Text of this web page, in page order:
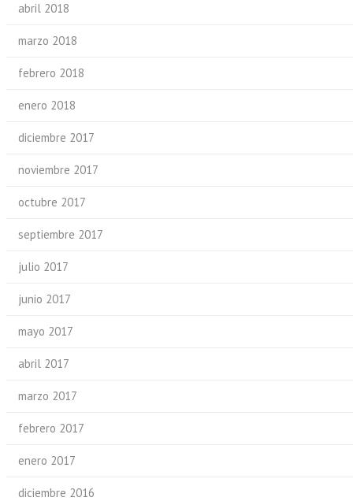
abril 2018
marzo 2018
febrero 2018
enero 2018
diciembre 2017
noviembre 2017
octubre 2017
septiembre 2017
julio 2017
junio 2017
mayo 2017
abril 2017
marzo 2017
febrero 2017
enero 2017
diciembre 2016